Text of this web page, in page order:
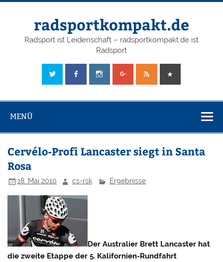
radsportkompakt.de
Radsport ist Leidenschaft – radsportkompakt.de ist
Radsport
MENÜ
Cervélo-Profi Lancaster siegt in Santa
Rosa
18. Mai 2010 cs-rsk Ergebnisse
Der Australier Brett Lancaster hat
die zweite Etappe der 5. Kalifornien-Rundfahrt